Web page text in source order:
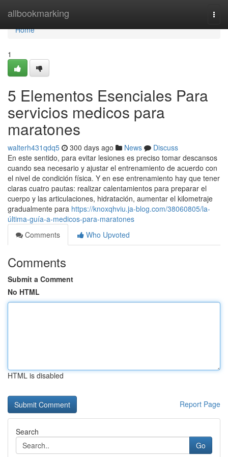
allbookmarking
Home
Home
1
5 Elementos Esenciales Para
servicios medicos para
maratones
walterh431qdq5 300 days ago News
Discuss
En este sentido, para evitar lesiones es preciso tomar descansos
cuando sea necesario y ajustar el entrenamiento de acuerdo con
el nivel de condición física. Y en ese entrenamiento hay que tener
claras cuatro pautas: realizar calentamientos para preparar el
cuerpo y las articulaciones, hidratación, aumentar el kilometraje
gradualmente para https://knoxqhviu.ja-blog.com/38060805/la-
última-guía-a-medicos-para-maratones
Comments
Who Upvoted
Comments
Submit a Comment
No HTML
HTML is disabled
Report Page
Search
Go